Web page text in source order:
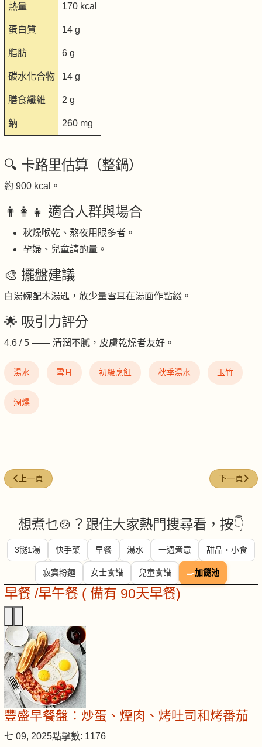
熱量 170 kcal
蛋白質 14 g
脂肪 6 g
碳水化合物 14 g
膳食纖維 2 g
鈉 260 mg
🔍 卡路里估算（整鍋）
約 900 kcal。
👨‍👩‍👧 適合人群與場合
秋燥喉乾、熬夜用眼多者。
孕婦、兒童請酌量。
🎨 擺盤建議
白湯碗配木湯匙，放少量雪耳在湯面作點綴。
🌟 吸引力評分
4.6 / 5 —— 清潤不膩，皮膚乾燥者友好。
湯水 雪耳 初級烹飪 秋季湯水 玉竹
潤燥
上一篇文章: 雪梨川貝南北杏燉雞
上一頁 下一篇文章
下一頁
想煮乜🍲？跟住大家熱門搜尋看，按👇
3餸1湯 快手菜 早餐 湯水 一週煮意 甜品・小食
寂寞粉麵 女士食譜 兒童食譜 🍳加餸池
早餐 /早午餐 ( 備有 90天早餐)
豐盛早餐盤：炒蛋、煙肉、烤吐司和烤番茄
七 09, 2025點擊數: 1176